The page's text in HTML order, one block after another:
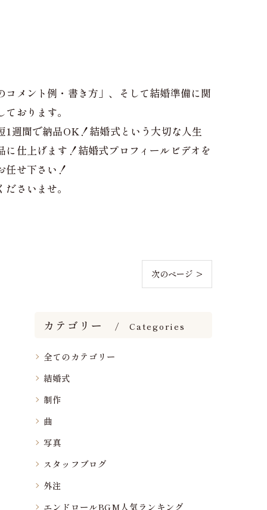
メント例・書き方」、そして結婚準備に関
おります。
週間で納品OK！結婚式という大切な人生
仕上げます！結婚式プロフィールビデオを
任せ下さい！
ださいませ。
次のページ >
カテゴリー Categories
全てのカテゴリー
結婚式
制作
曲
写真
スタッフブログ
外注
エンドロールBGM人気ランキング